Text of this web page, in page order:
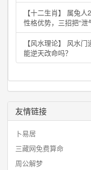
【十二生肖】 属兔
性格优势，三招把“泄
【风水理论】 风水
能逆天改命吗？
友情链接
卜易居
三藏网免费算命
周公解梦